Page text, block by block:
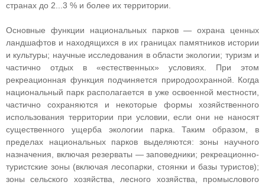
странах до 2...3 % и более их территории.
Основные функции национальных парков — охрана ценных
ландшафтов и находящихся в их границах памятников истории
и культуры; научные исследования в области экологии; туризм и
частично отдых в «естественных» условиях. При этом
рекреационная функция подчиняется природоохранной. Когда
национальный парк располагается в уже освоенной местности,
частично сохраняются и некоторые формы хозяйственного
использования территории при условии, если они не наносят
существенного ущерба экологии парка. Таким образом, в
пределах национальных парков выделяются: зоны научного
назначения, включая резерваты — заповедники; рекреационно-
туристские зоны (включая лесопарки, стоянки и базы туристов);
зоны сельского хозяйства, лесного хозяйства, промыслового